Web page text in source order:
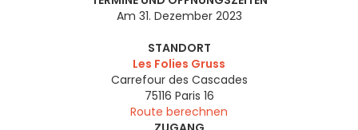
Am 31. Dezember 2023
STANDORT
Les Folies Gruss
Carrefour des Cascades
75116 Paris 16
Route berechnen